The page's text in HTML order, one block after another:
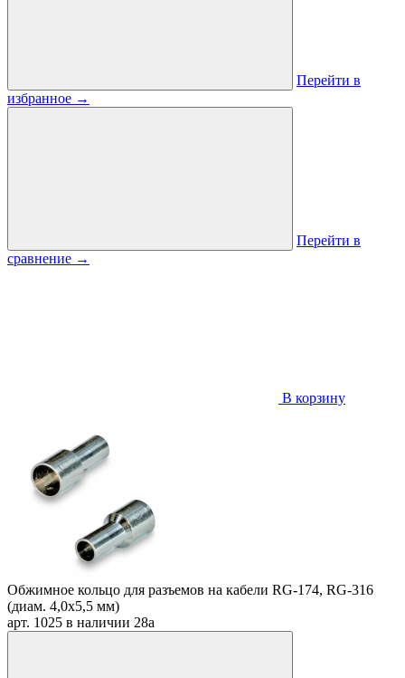
Перейти в
избранное →
Перейти в
сравнение →
В корзину
Обжимное кольцо для разъемов на кабели RG-174, RG-316
(диам. 4,0х5,5 мм)
арт. 1025 в наличии 28a